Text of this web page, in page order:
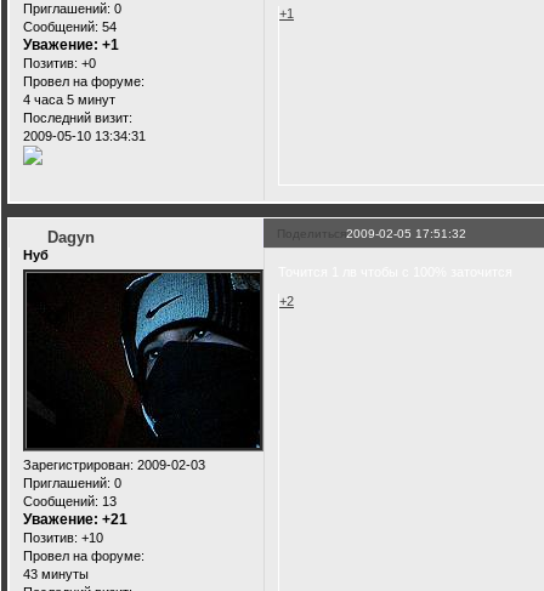
Приглашений: 0
Сообщений: 54
Уважение: +1
Позитив: +0
Провел на форуме:
4 часа 5 минут
Последний визит:
2009-05-10 13:34:31
+1
Поделиться2009-02-05 17:51:32
Dagyn
Нуб
Зарегистрирован: 2009-02-03
Приглашений: 0
Сообщений: 13
Уважение: +21
Позитив: +10
Провел на форуме:
43 минуты
+2